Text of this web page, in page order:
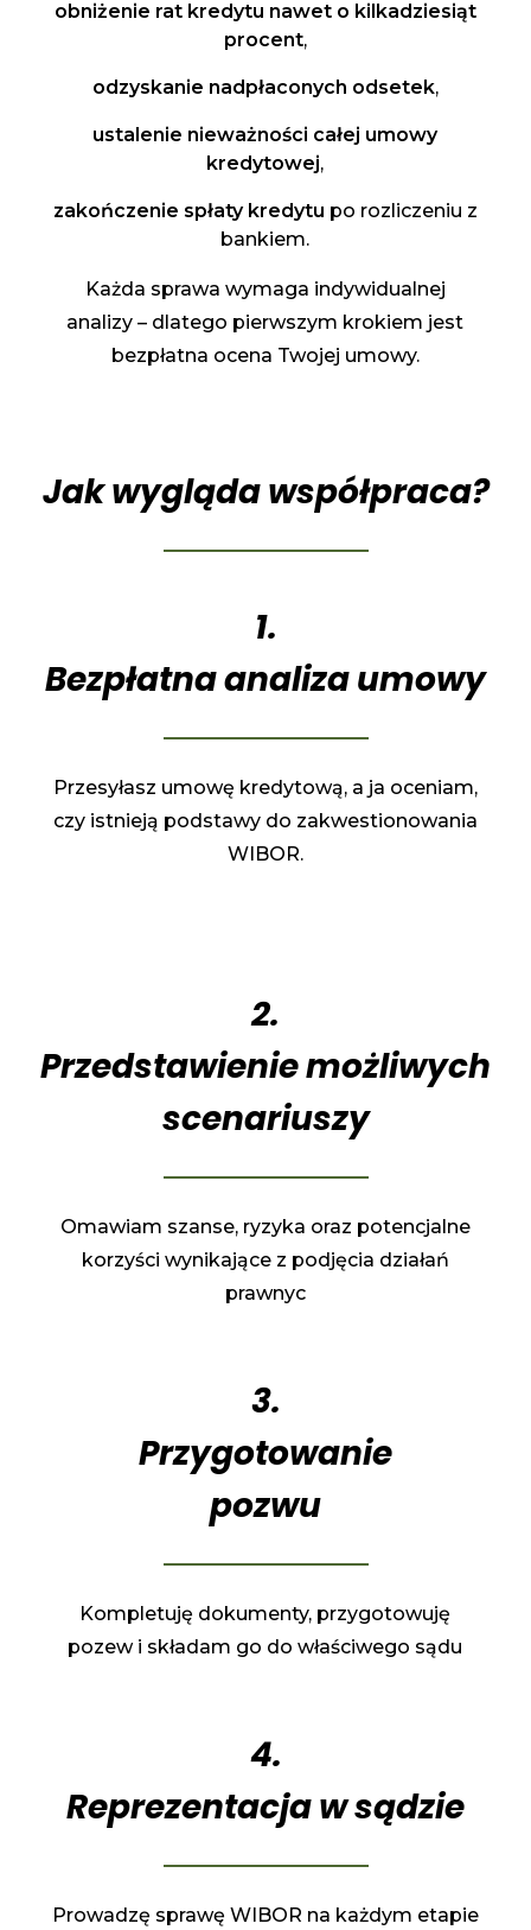
obniżenie rat kredytu nawet o kilkadziesiąt
procent,
odzyskanie nadpłaconych odsetek,
ustalenie nieważności całej umowy
kredytowej,
zakończenie spłaty kredytu po rozliczeniu z
bankiem.
Każda sprawa wymaga indywidualnej
analizy – dlatego pierwszym krokiem jest
bezpłatna ocena Twojej umowy.
Jak wygląda współpraca?
1.
Bezpłatna analiza umowy
Przesyłasz umowę kredytową, a ja oceniam,
czy istnieją podstawy do zakwestionowania
WIBOR.
2.
Przedstawienie możliwych
scenariuszy
Omawiam szanse, ryzyka oraz potencjalne
korzyści wynikające z podjęcia działań
prawnyc
3.
Przygotowanie
pozwu
Kompletuję dokumenty, przygotowuję
pozew i składam go do właściwego sądu
4.
Reprezentacja w sądzie
Prowadzę sprawę WIBOR na każdym etapie